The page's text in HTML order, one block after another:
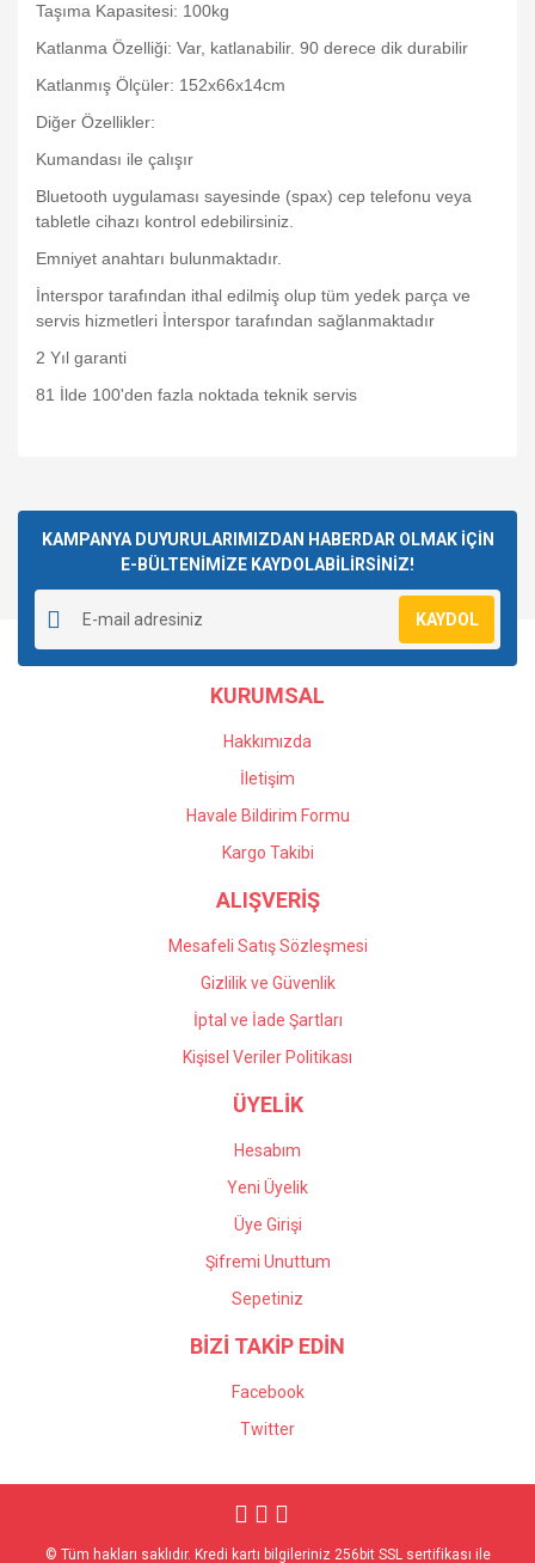
Taşıma Kapasitesi: 100kg
Katlanma Özelliği: Var, katlanabilir. 90 derece dik durabilir
Katlanmış Ölçüler: 152x66x14cm
Diğer Özellikler:
Kumandası ile çalışır
Bluetooth uygulaması sayesinde (spax) cep telefonu veya
tabletle cihazı kontrol edebilirsiniz.
Emniyet anahtarı bulunmaktadır.
İnterspor tarafından ithal edilmiş olup tüm yedek parça ve
servis hizmetleri İnterspor tarafından sağlanmaktadır
2 Yıl garanti
81 İlde 100'den fazla noktada teknik servis
KAMPANYA DUYURULARIMIZDAN HABERDAR OLMAK İÇİN
E-BÜLTENİMİZE KAYDOLABİLİRSİNİZ!
KAYDOL
KURUMSAL
Hakkımızda
İletişim
Havale Bildirim Formu
Kargo Takibi
ALIŞVERİŞ
Mesafeli Satış Sözleşmesi
Gizlilik ve Güvenlik
İptal ve İade Şartları
Kişisel Veriler Politikası
ÜYELİK
Hesabım
Yeni Üyelik
Üye Girişi
Şifremi Unuttum
Sepetiniz
BİZİ TAKİP EDİN
Facebook
Twitter
© Tüm hakları saklıdır. Kredi kartı bilgileriniz 256bit SSL sertifikası ile